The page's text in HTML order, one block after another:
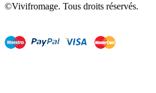
©Vivifromage. Tous droits réservés.